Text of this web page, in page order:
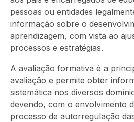
pessoas ou entidades
informação sobre o
aprendizagem, com vista ao
processos e estratégias.
A avaliação formativa é a
avaliação e permite obter
sistemática nos diversos
devendo, com o envolvimento
processo de autorregulação